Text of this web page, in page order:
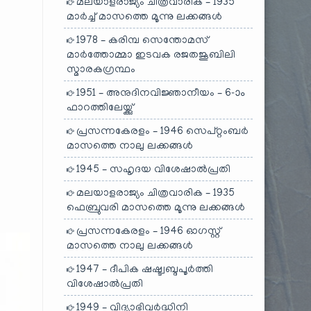
മലയാളരാജ്യം ചിത്രവാരിക – 1935
മാർച്ച് മാസത്തെ മൂന്നു ലക്കങ്ങൾ
1978 – കരിമ്പ സെന്തോമസ്
മാർത്തോമ്മാ ഇടവക രജതജൂബിലി
സ്മാരകഗ്രന്ഥം
1951 – അനുദിനവിജ്ഞാനീയം – 6-ാം
ഫാറത്തിലേയ്ക്കു്
പ്രസന്നകേരളം – 1946 സെപ്റ്റംബർ
മാസത്തെ നാലു ലക്കങ്ങൾ
1945 – സഹൃദയ വിശേഷാൽപ്രതി
മലയാളരാജ്യം ചിത്രവാരിക – 1935
ഫെബ്രുവരി മാസത്തെ മൂന്നു ലക്കങ്ങൾ
പ്രസന്നകേരളം – 1946 ഓഗസ്റ്റ്
മാസത്തെ നാലു ലക്കങ്ങൾ
1947 – ദീപിക ഷഷ്ട്വബ്ദപൂർത്തി
വിശേഷാൽപ്രതി
1949 – വിദ്യാഭിവർദ്ധിനി